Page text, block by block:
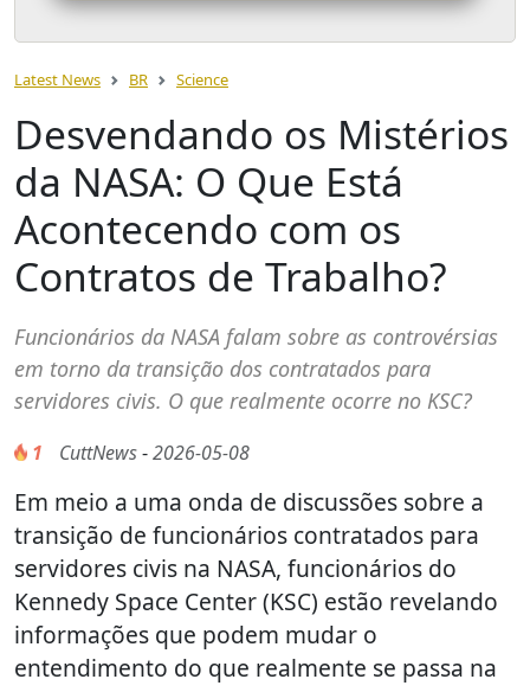
Latest News BR Science
Desvendando os Mistérios
da NASA: O Que Está
Acontecendo com os
Contratos de Trabalho?
Funcionários da NASA falam sobre as controvérsias
em torno da transição dos contratados para
servidores civis. O que realmente ocorre no KSC?
1 CuttNews-2026-05-08
Em meio a uma onda de discussões sobre a
transição de funcionários contratados para
servidores civis na NASA, funcionários do
Kennedy Space Center (KSC) estão revelando
informações que podem mudar o
entendimento do que realmente se passa na